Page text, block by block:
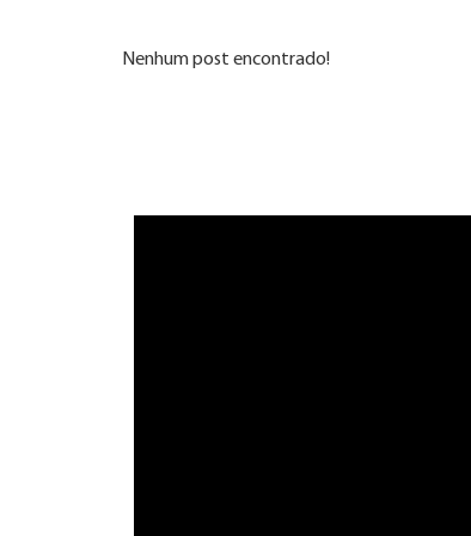
Nenhum post encontrado!